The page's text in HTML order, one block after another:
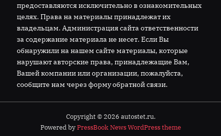
предоставляются исключительно в ознакомительных
целях. Права на материалы принадлежат их
владельцам. Администрация сайта ответственности
за содержание материала не несет. Если Вы
обнаружили на нашем сайте материалы, которые
нарушают авторские права, принадлежащие Вам,
Вашей компании или организации, пожалуйста,
сообщите нам через форму обратной связи.
Copyright © 2026 autostet.ru.
Powered byPressBook News WordPress theme